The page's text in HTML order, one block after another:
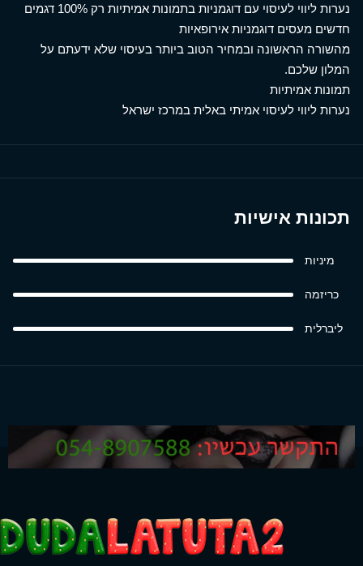
נערות ליווי לעיסוי עם דוגמניות בתמונות אמיתיות רק 100% דגמים
חדשים מעסים דוגמניות אירופאיות
מהשורה הראשונה ובמחיר הטוב ביותר בעיסוי שלא ידעתם על
המלון שלכם.
תמונות אמיתיות
נערות ליווי לעיסוי אמיתי באלית במרכז ישראל
תכונות אישיות
מיניות
כריזמה
ליברלית